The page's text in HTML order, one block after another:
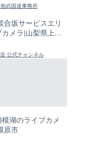
武国道事務所
合坂サービスエリ
メラ|山梨県上野
公式チャンネル
湖のライブカメ
原市
配信元：歌舞伎町ゴジラ前ライブ
ぎふ長良川花火大会のライブ
ラ|岐阜県岐阜市
配信元：Japan Explorers
熊谷花火大会のライブカメラ|
県熊谷市
配信元：日高町役場
産湯川水門付近のライブカメ
歌山県日高町
配信元：日高町役場
導目木川 花立砂防堰堤下流の
ブカメラ|福岡県朝倉市